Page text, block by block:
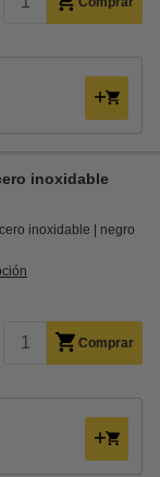
inoxidable
inoxidable negro
Comprar